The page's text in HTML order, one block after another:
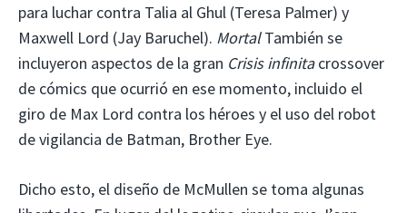
para luchar contra Talia al Ghul (Teresa Palmer) y
Maxwell Lord (Jay Baruchel). MortalTambién se
incluyeron aspectos de la gran Crisis infinitacrossover
de cómics que ocurrió en ese momento, incluido el
giro de Max Lord contra los héroes y el uso del robot
de vigilancia de Batman, Brother Eye.
Dicho esto, el diseño de McMullen se toma algunas